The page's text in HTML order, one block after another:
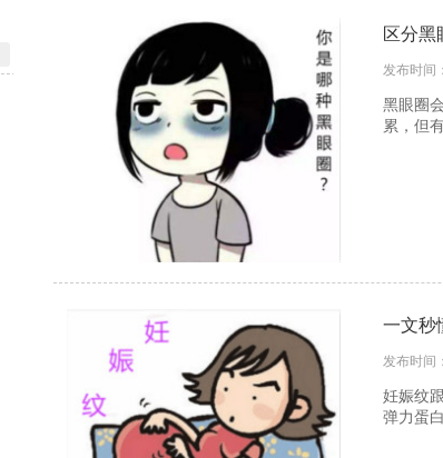
区分黑
发布时间
黑眼圈
累，但
一文秒
发布时间
妊娠纹
弹力蛋